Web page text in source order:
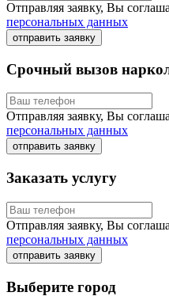
Отправляя заявку, Вы
персональных данных
отправить заявку
Срочный вызов
Отправляя заявку, Вы
персональных данных
отправить заявку
Заказать услугу
Отправляя заявку, Вы
персональных данных
отправить заявку
Выберите город